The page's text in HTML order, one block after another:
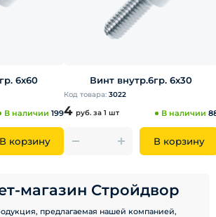
6х60
В наличии 199
В корзину
Винт внутр.6гр. 6х30
Код товара: 3022
4 руб. за 1 шт В наличии
В корзину
магазин Стройдвор
предлагаемая нашей компанией,